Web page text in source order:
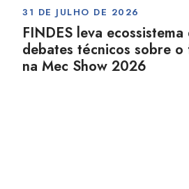
31 DE JULHO DE 2026
FINDES leva
debates técnicos sobre
na Mec Show 2026